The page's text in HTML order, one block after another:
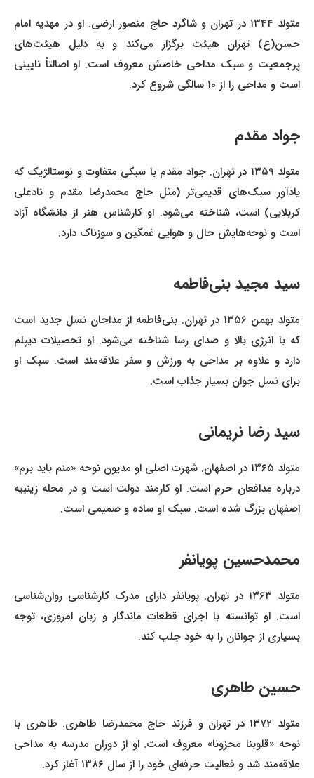
متولد ۱۳۴۴ در تهران و شاگرد حاج منصور ارضی. او در مهدیه امام
حسن(ع) تهران هیئت برگزار می‌کند و به دلیل هیئت‌های
پرجمعیت و سبک مداحی خاصش معروف است. او اصالتاً نایینی
است و مداحی را از ۱۰ سالگی شروع کرد.
جواد مقدم
متولد ۱۳۵۹ در تهران. جواد مقدم با سبکی متفاوت و نوستالژیک که
یادآور سبک‌های قدیمی‌تر (مثل حاج محمدرضا مقدم و نادعلی
کربلایی) است، شناخته می‌شود. او کارشناس هنر از دانشگاه آزاد
است و نوحه‌هایش حال و هوایی غمگین و سوزناک دارد.
سید مجید بنی‌فاطمه
متولد بهمن ۱۳۵۶ در تهران. بنی‌فاطمه از مداحان نسل جدید است
که با انرژی بالا و صدای رسا شناخته می‌شود. او تحصیلات دیپلم
دارد و علاوه بر مداحی به ورزش و سفر علاقه‌مند است. سبک او
برای نسل جوان بسیار جذاب است.
سید رضا نریمانی
متولد ۱۳۶۵ در اصفهان. شهرت اصلی او مدیون نوحه «منم باید برم»
درباره مدافعان حرم است. او کارمند دولت است و در محله زینبیه
اصفهان بزرگ شده است. سبک او ساده و صمیمی است.
محمدحسین پویانفر
متولد ۱۳۶۳ در تهران. پویانفر دارای مدرک کارشناسی روان‌شناسی
است. او توانسته با اجرای قطعات ماندگار و زبان امروزی، توجه
بسیاری از جوانان را به خود جلب کند.
حسین طاهری
متولد ۱۳۷۲ در تهران و فرزند حاج محمدرضا طاهری. طاهری با
نوحه «قلوبنا محزونا» معروف است. او از دوران مدرسه به مداحی
علاقه‌مند شد و فعالیت حرفه‌ای خود را از سال ۱۳۸۶ آغاز کرد.